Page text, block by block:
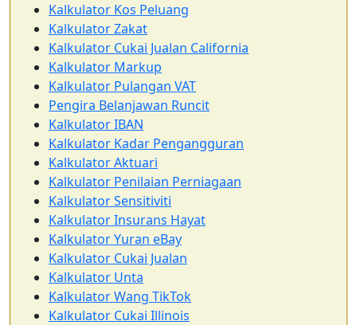
Kalkulator Kos Peluang
Kalkulator Zakat
Kalkulator Cukai Jualan California
Kalkulator Markup
Kalkulator Pulangan VAT
Pengira Belanjawan Runcit
Kalkulator IBAN
Kalkulator Kadar Pengangguran
Kalkulator Aktuari
Kalkulator Penilaian Perniagaan
Kalkulator Sensitiviti
Kalkulator Insurans Hayat
Kalkulator Yuran eBay
Kalkulator Cukai Jualan
Kalkulator Unta
Kalkulator Wang TikTok
Kalkulator Cukai Illinois